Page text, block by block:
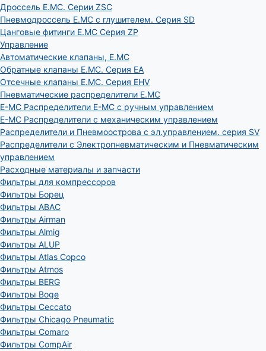
Дроссель E.MC. Серии ZSC
Пневмодроссель E.MC с глушителем. Серия SD
Цанговые фитинги E.MC Серия ZP
Управление
Автоматические клапаны, Е.МС
Обратные клапаны E.MC. Серия EA
Отсечные клапаны E.MC. Серия EHV
Пневматические распределители E.MC
E-MC Распределители E-MC с ручным управлением
E-MC Распределители с механическим управлением
Распределители и Пневмоострова с эл.управлением. серия SV
Распределители с Электропневматическим и Пневматическим
управлением
Расходные материалы и запчасти
Фильтры для компрессоров
Фильтры Борец
Фильтры ABAC
Фильтры Airman
Фильтры Almig
Фильтры ALUP
Фильтры Atlas Copco
Фильтры Atmos
Фильтры BERG
Фильтры Boge
Фильтры Ceccato
Фильтры Chicago Pneumatic
Фильтры Comaro
Фильтры CompAir